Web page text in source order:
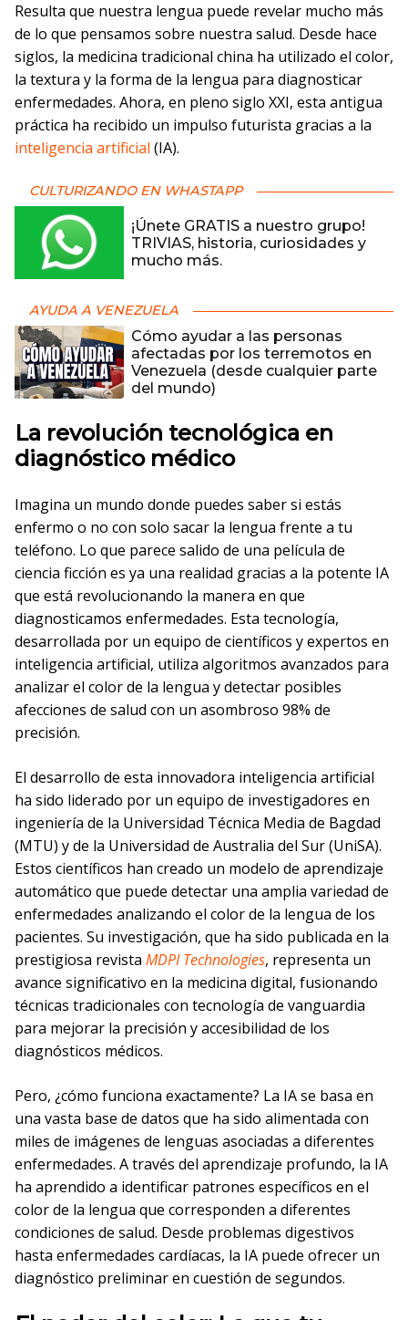
Resulta que nuestra lengua puede revelar mucho más
de lo que pensamos sobre nuestra salud. Desde hace
siglos, la medicina tradicional china ha utilizado el color,
la textura y la forma de la lengua para diagnosticar
enfermedades. Ahora, en pleno siglo XXI, esta antigua
práctica ha recibido un impulso futurista gracias a la
inteligencia artificial (IA).
CULTURIZANDO EN WHASTAPP
¡Únete GRATIS a nuestro grupo!
TRIVIAS, historia, curiosidades y
mucho más.
AYUDA A VENEZUELA
Cómo ayudar a las personas
afectadas por los terremotos en
Venezuela (desde cualquier parte
del mundo)
La revolución tecnológica en
diagnóstico médico
Imagina un mundo donde puedes saber si estás
enfermo o no con solo sacar la lengua frente a tu
teléfono. Lo que parece salido de una película de
ciencia ficción es ya una realidad gracias a la potente IA
que está revolucionando la manera en que
diagnosticamos enfermedades. Esta tecnología,
desarrollada por un equipo de científicos y expertos en
inteligencia artificial, utiliza algoritmos avanzados para
analizar el color de la lengua y detectar posibles
afecciones de salud con un asombroso 98% de
precisión.
El desarrollo de esta innovadora inteligencia artificial
ha sido liderado por un equipo de investigadores en
ingeniería de la Universidad Técnica Media de Bagdad
(MTU) y de la Universidad de Australia del Sur (UniSA).
Estos científicos han creado un modelo de aprendizaje
automático que puede detectar una amplia variedad de
enfermedades analizando el color de la lengua de los
pacientes. Su investigación, que ha sido publicada en la
prestigiosa revista MDPI Technologies, representa un
avance significativo en la medicina digital, fusionando
técnicas tradicionales con tecnología de vanguardia
para mejorar la precisión y accesibilidad de los
diagnósticos médicos.
Pero, ¿cómo funciona exactamente? La IA se basa en
una vasta base de datos que ha sido alimentada con
miles de imágenes de lenguas asociadas a diferentes
enfermedades. A través del aprendizaje profundo, la IA
ha aprendido a identificar patrones específicos en el
color de la lengua que corresponden a diferentes
condiciones de salud. Desde problemas digestivos
hasta enfermedades cardíacas, la IA puede ofrecer un
diagnóstico preliminar en cuestión de segundos.